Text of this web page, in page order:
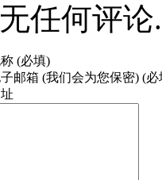
任何评论.
(必填)
邮箱 (我们会为您保密) (必